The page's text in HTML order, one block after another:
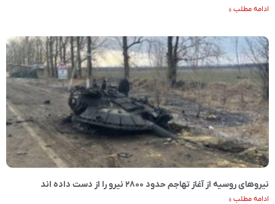
ادامه مطلب »
نیروهای روسیه از آغاز تهاجم حدود ۲۸۰۰ نیرو را از دست داده اند
ادامه مطلب »